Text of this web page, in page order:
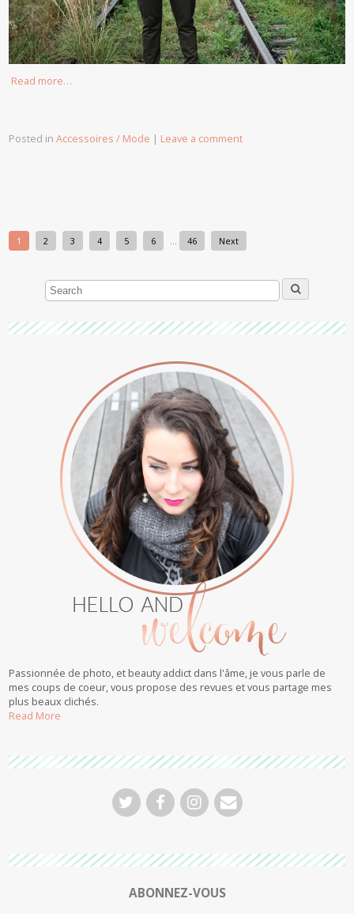
Read more…
Posted inAccessoires / Mode | Leave a comment
1 2 3 4 5 6 46 Next
Passionnée de photo, et beauty addict dans l'âme, je vous parle de
mes coups de coeur, vous propose des revues et vous partage mes
plus beaux clichés.
Read More
ABONNEZ-VOUS